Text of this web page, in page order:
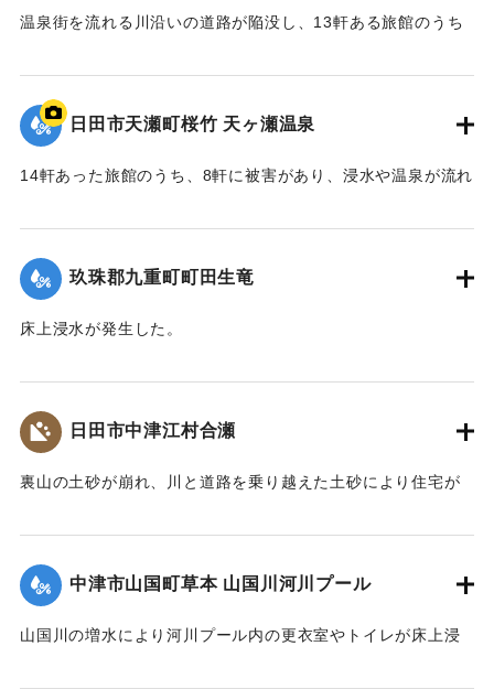
温泉街を流れる川沿いの道路が陥没し、13軒ある旅館のうち
2020/7/6｜固有コード:
日田市天瀬町桜竹 天ヶ瀬温泉
14軒あった旅館のうち、8軒に被害があり、浸水や温泉が流れ
た。
｜固有コード:01215073
玖珠郡九重町町田生竜
床上浸水が発生した。
2020/7/6｜固有コード:01215069
日田市中津江村合瀬
裏山の土砂が崩れ、川と道路を乗り越えた土砂により住宅が
中津市山国町草本 山国川河川プール
山国川の増水により河川プール内の更衣室やトイレが床上浸
害が出た。